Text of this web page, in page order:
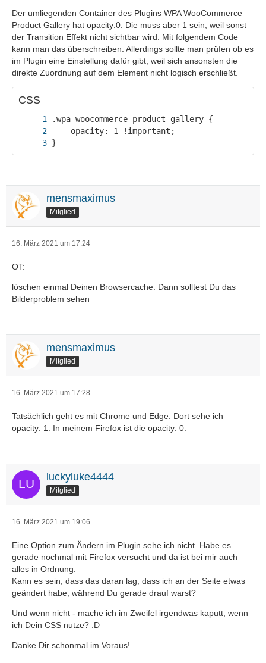
Der umliegenden Container des Plugins WPA WooCommerce
Product Gallery hat opacity:0. Die muss aber 1 sein, weil sonst
der Transition Effekt nicht sichtbar wird. Mit folgendem Code
kann man das überschreiben. Allerdings sollte man prüfen ob es
im Plugin eine Einstellung dafür gibt, weil sich ansonsten die
direkte Zuordnung auf dem Element nicht logisch erschließt.
CSS
}
mensmaximus
Mitglied
16. März 2021 um 17:24
OT:
löschen einmal Deinen Browsercache. Dann solltest Du das
Bilderproblem sehen
mensmaximus
Mitglied
16. März 2021 um 17:28
Tatsächlich geht es mit Chrome und Edge. Dort sehe ich
opacity: 1. In meinem Firefox ist die opacity: 0.
luckyluke4444
Mitglied
16. März 2021 um 19:06
Eine Option zum Ändern im Plugin sehe ich nicht. Habe es
gerade nochmal mit Firefox versucht und da ist bei mir auch
alles in Ordnung.
Kann es sein, dass das daran lag, dass ich an der Seite etwas
geändert habe, während Du gerade drauf warst?
Und wenn nicht - mache ich im Zweifel irgendwas kaputt, wenn
ich Dein CSS nutze? :D
Danke Dir schonmal im Voraus!